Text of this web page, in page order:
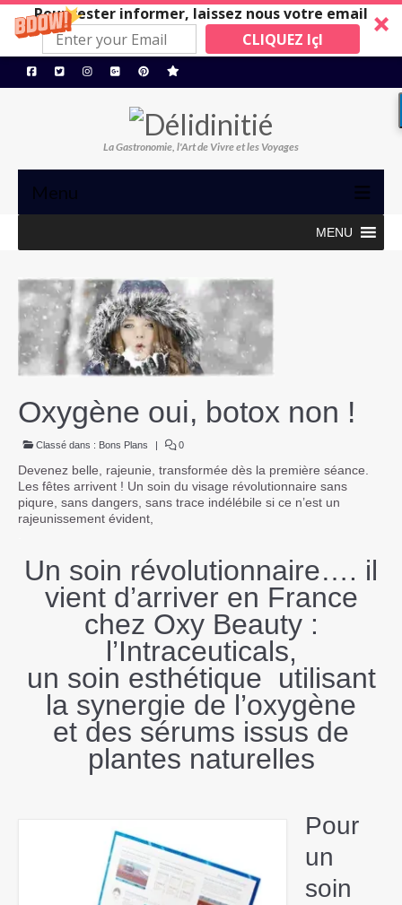
Pour rester informer, laissez nous votre email
CLIQUEZ IçI
La Gastronomie, l'Art de Vivre et les Voyages
Menu
GASTRONOMIE, ART de VIVRE
BONS PLANS
MAISONS A SUIVRE
Contact
MENU
Oxygène oui, botox non !
Classé dans : Bons Plans 0
Devenez belle, rajeunie, transformée dès la première séance.
Les fêtes arrivent ! Un soin du visage révolutionnaire sans
piqure, sans dangers, sans trace indélébile si ce n’est un
rajeunissement évident,
Un soin révolutionnaire…. il
vient d’arriver en France
chez Oxy Beauty :
l’Intraceuticals,
un soin esthétique utilisant
la synergie de l’oxygène
et des sérums issus de
plantes naturelles
Pour
un
soin